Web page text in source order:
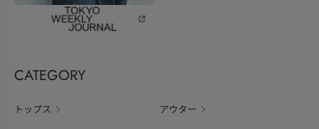
CATEGORY
トップス アウター